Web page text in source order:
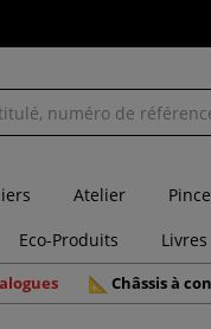
Atelier
Eco-Produits
Châssis à